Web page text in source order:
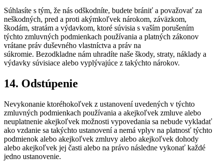
Súhlasíte s tým, že nás odškodníte, budete brániť a považovať za
neškodných, pred a proti akýmkoľvek nárokom, záväzkom,
škodám, stratám a výdavkom, ktoré súvisia s vaším porušením
týchto zmluvných podmienkach používania a platných zákonov
vrátane práv duševného vlastníctva a práv na
súkromie. Bezodkladne nám uhradíte naše škody, straty, náklady a
výdavky súvisiace alebo vyplývajúce z takýchto nárokov.
14. Odstúpenie
Nevykonanie ktoréhokoľvek z ustanovení uvedených v týchto
zmluvných podmienkach používania a akejkoľvek zmluve alebo
neuplatnenie akejkoľvek možnosti vypovedania sa nebude vykladať
ako vzdanie sa takýchto ustanovení a nemá vplyv na platnosť týchto
podmienok alebo akejkoľvek zmluvy alebo akejkoľvek dohody
alebo akejkoľvek jej časti alebo na právo následne vykonať každé
jedno ustanovenie.